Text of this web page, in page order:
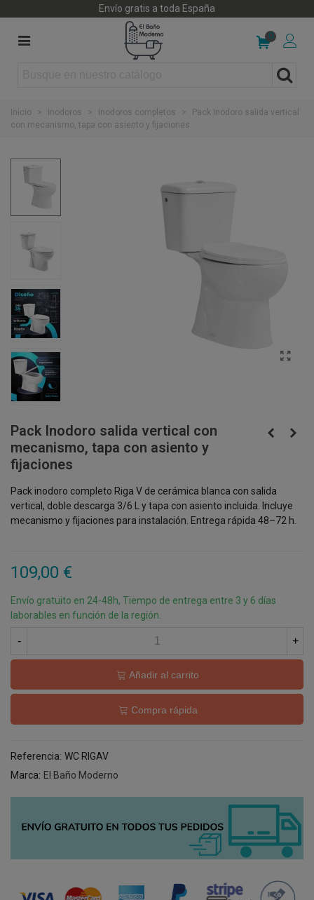
Envío gratis a toda España
0
Inicio > Inodoros > Inodoros completos >
Pack Inodoro salida vertical
con mecanismo, tapa con asiento y fijaciones
Pack Inodoro salida vertical con
mecanismo, tapa con asiento y
fijaciones
Pack inodoro completo Riga V de cerámica blanca con salida
vertical, doble descarga 3/6 L y tapa con asiento incluida. Incluye
mecanismo y fijaciones para instalación. Entrega rápida 48–72 h.
109,00 €
Envío gratuito en 24-48h, Tiempo de entrega entre 3 y 6 días
laborables en función de la región.
- +
Añadir al carrito
Compra rápida
Referencia: WC RIGAV
Marca: El Baño Moderno